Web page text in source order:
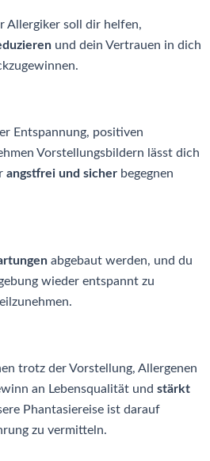
Allergiker soll dir helfen,
und dein Vertrauen in dich
Entspannung, positiven
Vorstellungsbildern lässt dich
angstfrei und sicher begegnen
abgebaut werden, und du
wieder entspannt zu
trotz der Vorstellung, Allergenen
an Lebensqualität und stärkt
Phantasiereise ist darauf
zu vermitteln.